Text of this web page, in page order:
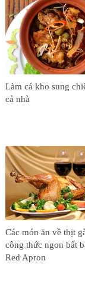
Làm cá kho sung
cả nhà
Các món ăn về thịt
công thức ngon bất
Red Apron